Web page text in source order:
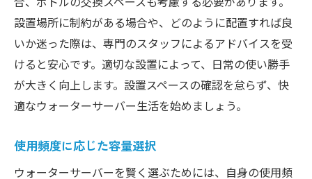
初期費用とランニングコストの比較
長期契約での割引を活用
ポイントやキャンペーンを利用
複数台レンタル時の特典
エネルギー消費コストを考慮
デザイン性と機能性を両立させたウォーターサ
ーバーの選び方
設置場所に制約がある場合や、どのように配置すれば良
いか迷った際は、専門のスタッフによるアドバイスを受
けると安心です。適切な設置によって、日常の使い勝手
が大きく向上します。設置スペースの確認を怠らず、快
適なウォーターサーバー生活を始めましょう。
使用頻度に応じた容量選択
ウォーターサーバーを賢く選ぶためには、自身の使用頻